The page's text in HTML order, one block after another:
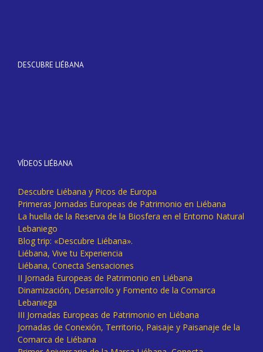
DESCUBRE LIÉBANA
VÍDEOS LIÉBANA
Descubre Liébana y Picos de Europa
Primeras Jornadas Europeas de Patrimonio en Liébana
La huella de la Reserva de la Biosfera en el Entorno Natural
Lebaniego
Blog trip: «Descubre Liébana».
Liébana, Vive tu Experiencia
Liébana, Conecta Sensaciones
II Jornada Europeas de Patrimonio en Liébana
Dinamización, Desarrollo y Fomento de la Comarca
Lebaniega
III Jornadas Europeas de Patrimonio en Liébana
Jornadas de Conexión, Territorio, Paisaje y Paisanaje de la
Comarca de Liébana